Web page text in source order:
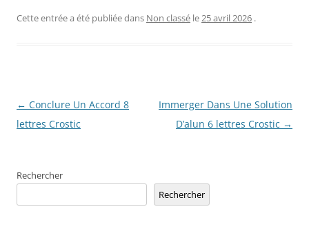
Cette entrée a été publiée dans Non classé le25 avril 2026 .
Navigation
des
← Conclure Un Accord 8
lettres Crostic
Immerger Dans Une Solution
D’alun 6 lettres Crostic →
Rechercher
Rechercher